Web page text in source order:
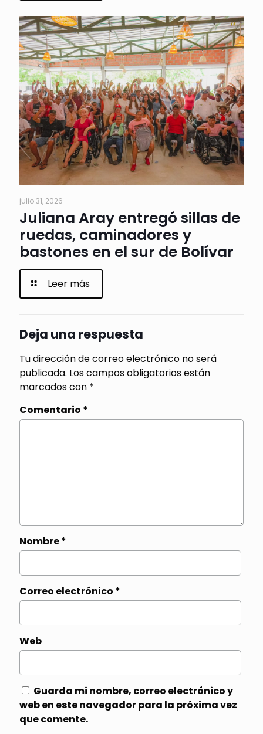
julio 31, 2026
Juliana Aray entregó sillas de
ruedas, caminadores y
bastones en el sur de Bolívar
Leer más
Deja una respuesta
Tu dirección de correo electrónico no será
publicada. Los campos obligatorios están
marcados con *
Comentario *
Nombre*
Correo electrónico *
Web
Guarda mi nombre, correo electrónico y
web en este navegador para la próxima vez
que comente.